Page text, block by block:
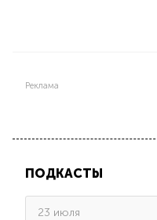
Реклама
ПОДКАСТЫ
23 июля